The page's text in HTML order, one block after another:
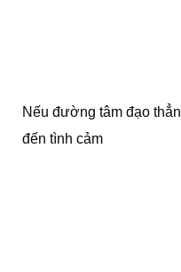
Nếu đường tâm đạo
đến tình cảm